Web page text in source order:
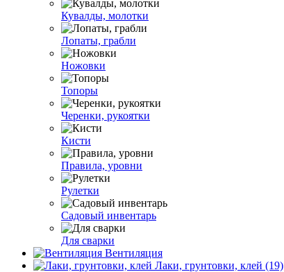
Кувалды, молотки
Лопаты, грабли
Ножовки
Топоры
Черенки, рукоятки
Кисти
Правила, уровни
Рулетки
Садовый инвентарь
Для сварки
Вентиляция
Лаки, грунтовки, клей (19)